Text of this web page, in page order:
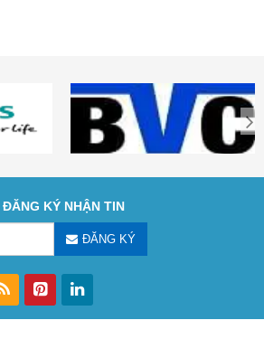
ĐĂNG KÝ NHẬN TIN
ĐĂNG KÝ